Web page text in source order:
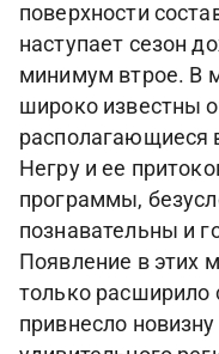
поверхности
наступает сезон
минимум втрое. В
широко известны
располагающиеся
Негру и ее
программы,
познавательны и
Появление в этих
только расширило
привнесло